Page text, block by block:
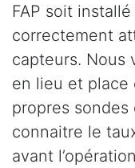
FAP soit
correctement
capteurs. Nous
en lieu et place
propres
connaitre le
avant